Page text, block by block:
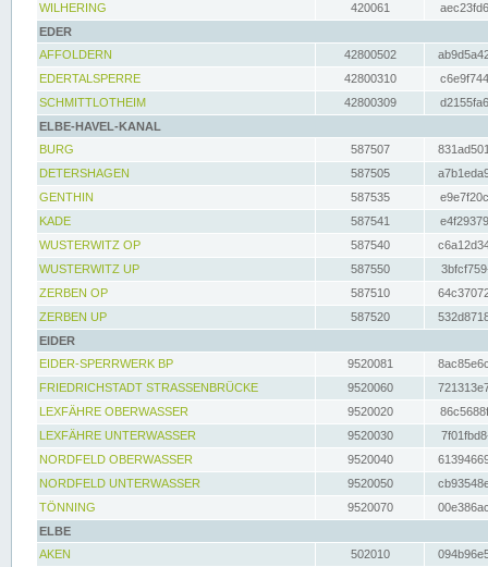
WILHERING
420061
EDER
AFFOLDERN
42800502
EDERTALSPERRE
42800310
SCHMITTLOTHEIM
42800309
ELBE-HAVEL-KANAL
BURG
587507
DETERSHAGEN
587505
GENTHIN
587535
KADE
587541
WUSTERWITZ OP
587540
WUSTERWITZ UP
587550
ZERBEN OP
587510
ZERBEN UP
587520
EIDER
EIDER-SPERRWERK BP
9520081
FRIEDRICHSTADT STRASSENBRÜCKE
9520060
LEXFÄHRE OBERWASSER
9520020
LEXFÄHRE UNTERWASSER
9520030
NORDFELD OBERWASSER
9520040
NORDFELD UNTERWASSER
9520050
TÖNNING
9520070
ELBE
AKEN
502010